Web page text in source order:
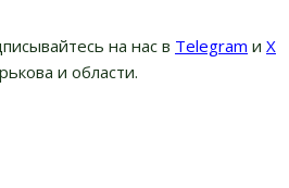
на нас в Telegram и Х
и области.